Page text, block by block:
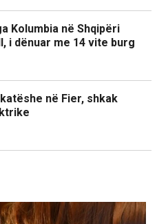
Kolumbia në Shqipëri
i dënuar me 14 vite burg
në Fier, shkak